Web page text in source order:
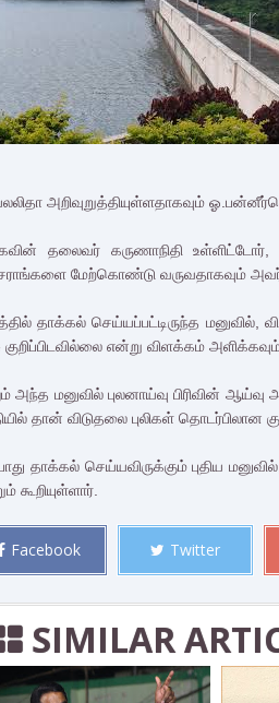
அறிவுறுத்தியுள்ளதாகவும்
தலைவர் கருணாநிதி
மேற்கொண்டு வருவதாகவும் அவர்
தாக்கல் செய்யப்பட்டிருந்த மனுவில்,
குறிப்பிடவில்லை என்று விளக்கம்
அந்த மனுவில் புலனாய்வு பிரிவின்
தான் விடுதலை புலிகள் தொடர்பிலான
தாக்கல் செய்யவிருக்கும் புதிய
கூறியுள்ளார்.
Facebook Twitter
SIMILAR